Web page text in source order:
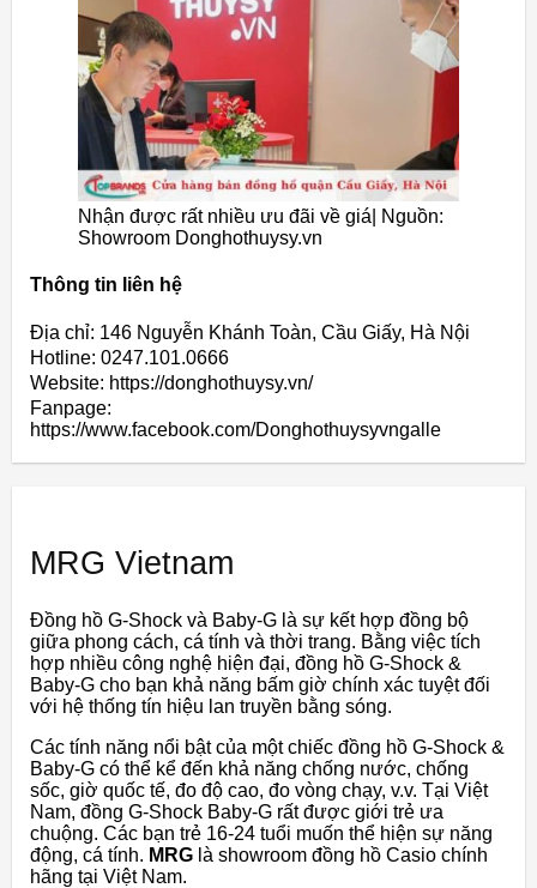
Nhận được rất nhiều ưu đãi về giá| Nguồn:
Showroom Donghothuysy.vn
Thông tin liên hệ
Địa chỉ: 146 Nguyễn Khánh Toàn, Cầu Giấy, Hà Nội
Hotline: 0247.101.0666
Website: https://donghothuysy.vn/
Fanpage:
https://www.facebook.com/Donghothuysyvngalle
MRG Vietnam
Đồng hồ G-Shock và Baby-G là sự kết hợp đồng bộ
giữa phong cách, cá tính và thời trang. Bằng việc tích
hợp nhiều công nghệ hiện đại, đồng hồ G-Shock &
Baby-G cho bạn khả năng bấm giờ chính xác tuyệt đối
với hệ thống tín hiệu lan truyền bằng sóng.
Các tính năng nổi bật của một chiếc đồng hồ G-Shock &
Baby-G có thể kể đến khả năng chống nước, chống
sốc, giờ quốc tế, đo độ cao, đo vòng chạy, v.v. Tại Việt
Nam, đồng G-Shock Baby-G rất được giới trẻ ưa
chuộng. Các bạn trẻ 16-24 tuổi muốn thể hiện sự năng
động, cá tính. MRG là showroom đồng hồ Casio chính
hãng tại Việt Nam.